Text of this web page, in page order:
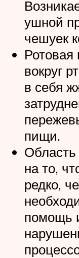
ушной
чешуек
Ротовая
вокруг
в себя
пищи.
Область
на то,
редко,
помощь